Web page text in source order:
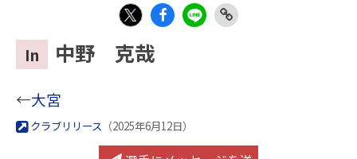
eb
In 中野 克哉
←大宮
クラブリリース （2025年6月12日）